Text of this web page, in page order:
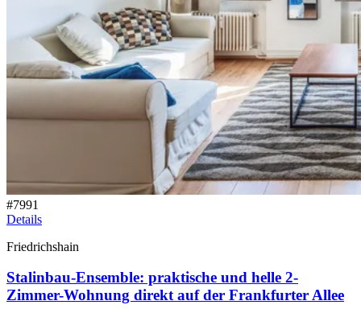
#7991
Details
Friedrichshain
Stalinbau-Ensemble: praktische und helle 2-
Zimmer-Wohnung direkt auf der Frankfurter Allee